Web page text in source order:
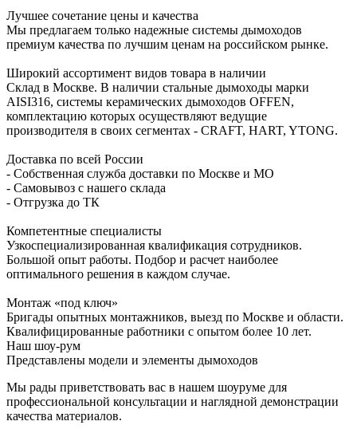
Лучшее сочетание цены и качества
Мы предлагаем только надежные системы дымоходов
премиум качества по лучшим ценам на российском рынке.
Широкий ассортимент видов товара в наличии
Склад в Москве. В наличии стальные дымоходы марки
AISI316, системы керамических дымоходов OFFEN,
комплектацию которых осуществляют ведущие
производителя в своих сегментах - CRAFT, HART, YTONG.
Доставка по всей России
- Собственная служба доставки по Москве и МО
- Самовывоз с нашего склада
- Отгрузка до ТК
Компетентные специалисты
Узкоспециализированная квалификация сотрудников.
Большой опыт работы. Подбор и расчет наиболее
оптимального решения в каждом случае.
Монтаж «под ключ»
Бригады опытных монтажников, выезд по Москве и области.
Квалифицированные работники с опытом более 10 лет.
Наш шоу-рум
Представлены модели и элементы дымоходов
Мы рады приветствовать вас в нашем шоуруме для
профессиональной консультации и наглядной демонстрации
качества материалов.